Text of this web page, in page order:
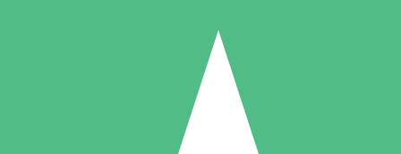
Individuele Creditpakketten
per gebruik met downloadtegoeden. Geen maandelijkse verplichting
5 Downloaden